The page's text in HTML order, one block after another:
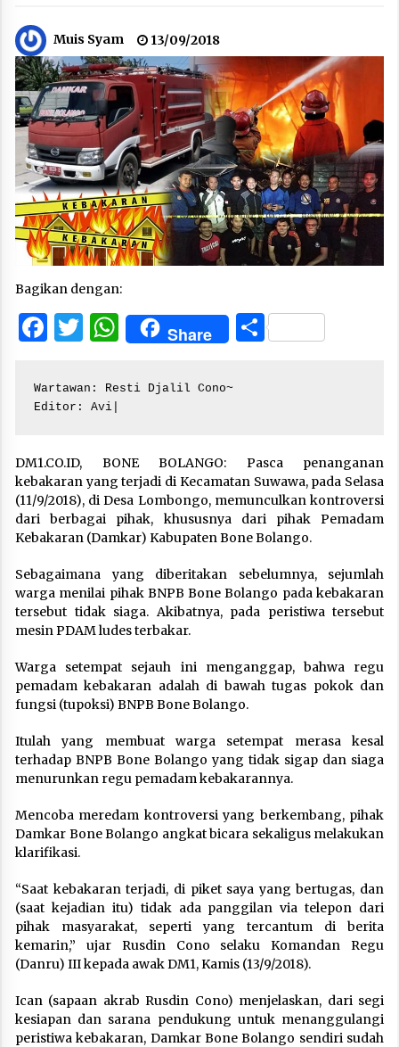
Muis Syam 13/09/2018
Bagikan dengan:
Facebook
Twitter
WhatsApp
Share Share
Wartawan: Resti Djalil Cono~
Editor: Avi|
DM1.CO.ID, BONE BOLANGO: Pasca penanganan
kebakaran yang terjadi di Kecamatan Suwawa, pada Selasa
(11/9/2018), di Desa Lombongo, memunculkan kontroversi
dari berbagai pihak, khususnya dari pihak Pemadam
Kebakaran (Damkar) Kabupaten Bone Bolango.
Sebagaimana yang diberitakan sebelumnya, sejumlah
warga menilai pihak BNPB Bone Bolango pada kebakaran
tersebut tidak siaga. Akibatnya, pada peristiwa tersebut
mesin PDAM ludes terbakar.
Warga setempat sejauh ini menganggap, bahwa regu
pemadam kebakaran adalah di bawah tugas pokok dan
fungsi (tupoksi) BNPB Bone Bolango.
Itulah yang membuat warga setempat merasa kesal
terhadap BNPB Bone Bolango yang tidak sigap dan siaga
menurunkan regu pemadam kebakarannya.
Mencoba meredam kontroversi yang berkembang, pihak
Damkar Bone Bolango angkat bicara sekaligus melakukan
klarifikasi.
“Saat kebakaran terjadi, di piket saya yang bertugas, dan
(saat kejadian itu) tidak ada panggilan via telepon dari
pihak masyarakat, seperti yang tercantum di berita
kemarin,” ujar Rusdin Cono selaku Komandan Regu
(Danru) III kepada awak DM1, Kamis (13/9/2018).
Ican (sapaan akrab Rusdin Cono) menjelaskan, dari segi
kesiapan dan sarana pendukung untuk menanggulangi
peristiwa kebakaran, Damkar Bone Bolango sendiri sudah